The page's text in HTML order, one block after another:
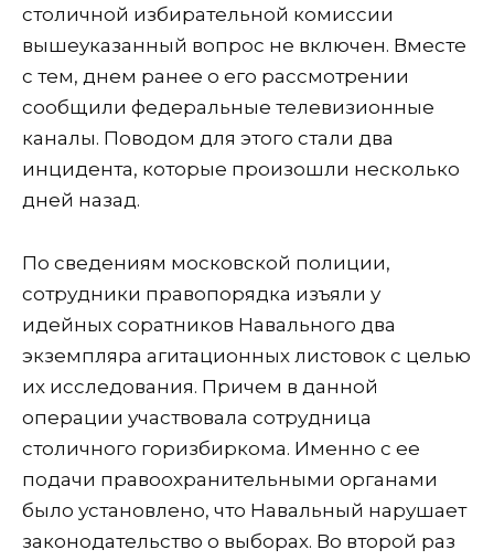
столичной избирательной комиссии
вышеуказанный вопрос не включен. Вместе
с тем, днем ранее о его рассмотрении
сообщили федеральные телевизионные
каналы. Поводом для этого стали два
инцидента, которые произошли несколько
дней назад.
По сведениям московской полиции,
сотрудники правопорядка изъяли у
идейных соратников Навального два
экземпляра агитационных листовок с целью
их исследования. Причем в данной
операции участвовала сотрудница
столичного горизбиркома. Именно с ее
подачи правоохранительными органами
было установлено, что Навальный нарушает
законодательство о выборах. Во второй раз